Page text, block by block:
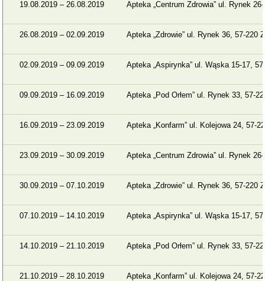
19.08.2019 – 26.08.2019 Apteka „Centrum Zdrowia” ul. Rynek
26.08.2019 – 02.09.2019 Apteka „Zdrowie” ul. Rynek 36, 57-220
02.09.2019 – 09.09.2019 Apteka „Aspirynka” ul. Wąska 15-17,
09.09.2019 – 16.09.2019 Apteka „Pod Orłem” ul. Rynek 33, 57-
16.09.2019 – 23.09.2019 Apteka „Konfarm” ul. Kolejowa 24, 57-
23.09.2019 – 30.09.2019 Apteka „Centrum Zdrowia” ul. Rynek
30.09.2019 – 07.10.2019 Apteka „Zdrowie” ul. Rynek 36, 57-220
07.10.2019 – 14.10.2019 Apteka „Aspirynka” ul. Wąska 15-17,
14.10.2019 – 21.10.2019 Apteka „Pod Orłem” ul. Rynek 33, 57-
21.10.2019 – 28.10.2019 Apteka „Konfarm” ul. Kolejowa 24, 57-